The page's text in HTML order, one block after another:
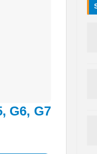
G6, G7